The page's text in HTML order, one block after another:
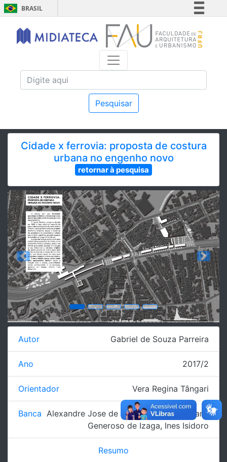
BRASIL
Simplifique!
Comunica BR
Acesso à informação
Pesquisar
Cidade x ferrovia: proposta de costura
urbana no engenho novo
retornar à pesquisa
Previous Next
Autor Gabriel de Souza Parreira
Ano 2017/2
Orientador Vera Regina Tângari
Banca Alexandre Jose de Souza Pessoa
Fabiana
Generoso de Izaga, Ines Isidoro
Resumo